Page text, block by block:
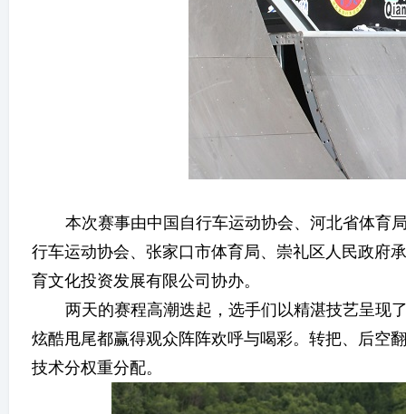
本次赛事由中国自行车运动协会、河北省体育
行车运动协会、张家口市体育局、崇礼区人民政府
育文化投资发展有限公司协办。
两天的赛程高潮迭起，选手们以精湛技艺呈现
炫酷甩尾都赢得观众阵阵欢呼与喝彩。转把、后空
技术分权重分配。